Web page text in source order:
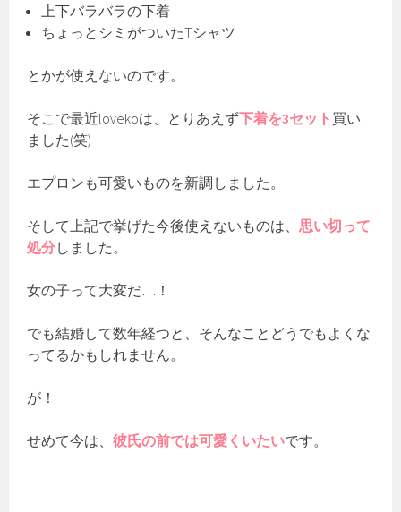
上下バラバラの下着
ちょっとシミがついたTシャツ
とかが使えないのです。
そこで最近lovekoは、とりあえず下着を3セット 買い
ました(笑)
エプロンも可愛いものを新調しました。
そして上記で挙げた今後使えないものは、 思い切って
処分しました。
女の子って大変だ…！
でも結婚して数年経つと、そんなことどうでもよくな
ってるかもしれません。
が！
せめて今は、彼氏の前では可愛くいたいです。